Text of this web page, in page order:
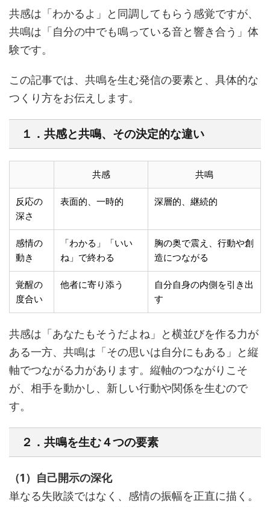
共感は「わかるよ」と同調してもらう感覚ですが、
共鳴は「自分の中でも鳴っている音と響き合う」体
験です。
この記事では、共鳴を生む発信の要素と、具体的な
つくり方をお伝えします。
１．共感と共鳴、その決定的な違い
共感 共鳴
反応の
深さ
表面的、一時的 深層的、継続的
感情の
動き
「わかる」「いい
ね」で終わる
胸の奥で震え、行動や創
造につながる
覚醒の
度合い
他者に寄り添う
自分自身の内側を引き出
す
共感は「あなたもそうだよね」と横並びを作る力が
ある一方、共鳴は「その思いは自分にもある」と縦
軸でつながる力があります。縦軸のつながりこそ
が、相手を動かし、新しい行動や関係を生むので
す。
２．共鳴を生む４つの要素
（1）自己開示の深化
単なる失敗談ではなく、感情の振幅を正直に描く。